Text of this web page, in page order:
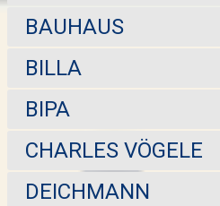
BAUHAUS
BILLA
BIPA
CHARLES VÖGELE
DEICHMANN